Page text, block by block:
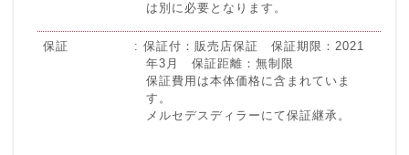
は別に必要となります。
保証
保証付：販売店保証 保証期限：2021
年3月 保証距離：無制限
保証費用は本体価格に含まれていま
す。
メルセデスディラーにて保証継承。